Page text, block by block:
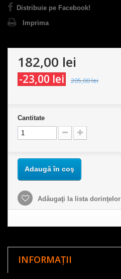
Distribuie pe Facebook!
Imprima
182,00 lei
-23,00 lei 205,00 lei
Cantitate
Adaugă în coş
Adăugaţi la lista dorinţelor
INFORMAȚII